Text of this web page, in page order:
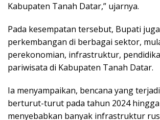
Kabupaten Tanah Datar,” ujarnya.
Pada kesempatan tersebut, Bupati
perkembangan di berbagai sektor,
perekonomian, infrastruktur,
pariwisata di Kabupaten Tanah Datar.
Ia menyampaikan, bencana yang
berturut-turut pada tahun 2024 hingga
menyebabkan banyak infrastruktur